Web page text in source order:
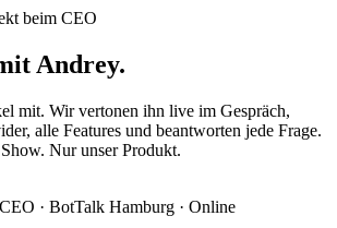
beim CEO
Andrey.
mit. Wir vertonen ihn live im Gespräch,
alle Features und beantworten jede Frage.
Nur unser Produkt.
CEO · BotTalk Hamburg · Online